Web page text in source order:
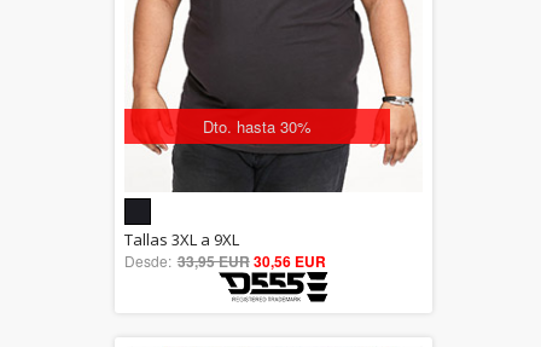
Dto. hasta 30%
5.00
out of 5
Tallas 3XL a 9XL
Desde: 33,95 EUR30,56 EUR